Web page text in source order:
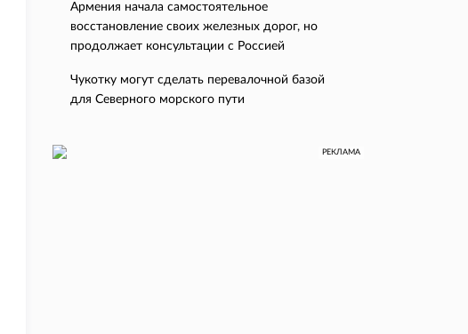
Армения начала самостоятельное
восстановление своих железных дорог, но
продолжает консультации с Россией
Чукотку могут сделать перевалочной базой
для Северного морского пути
РЕКЛАМА